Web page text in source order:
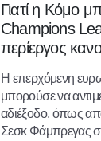
Γιατί η Κόμο
Champions
περίεργος
Η επερχόμενη
μπορούσε να
αδιέξοδο, όπως
Σεσκ Φάμπρεγας